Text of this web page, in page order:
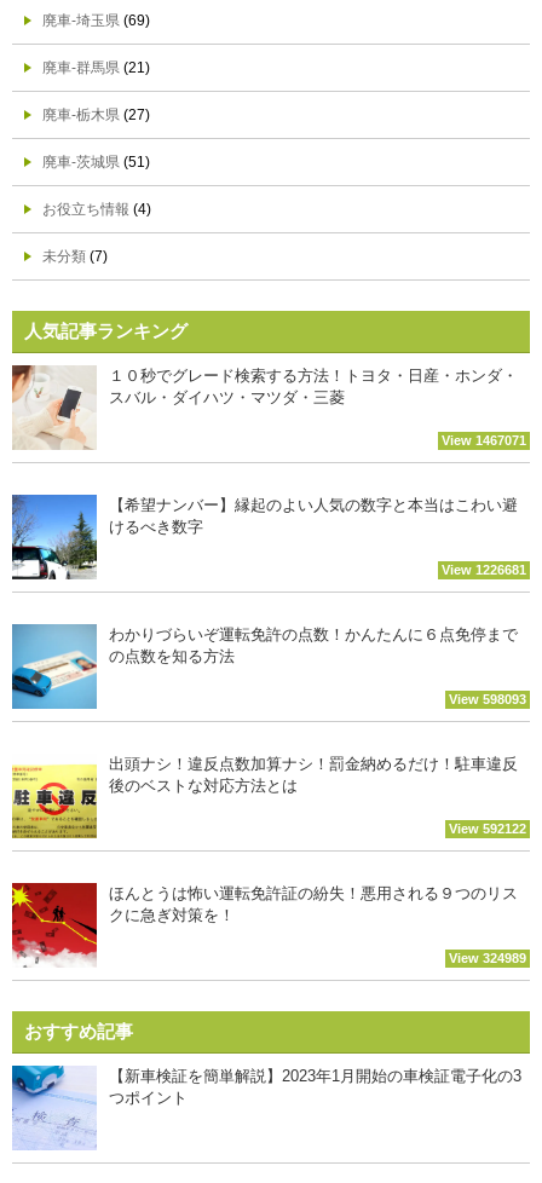
廃車-埼玉県 (69)
廃車-群馬県 (21)
廃車-栃木県 (27)
廃車-茨城県 (51)
お役立ち情報 (4)
未分類 (7)
人気記事ランキング
１０秒でグレード検索する方法！トヨタ・日産・ホンダ・
スバル・ダイハツ・マツダ・三菱
View 1467071
【希望ナンバー】縁起のよい人気の数字と本当はこわい避
けるべき数字
View 1226681
わかりづらいぞ運転免許の点数！かんたんに６点免停まで
の点数を知る方法
View 598093
出頭ナシ！違反点数加算ナシ！罰金納めるだけ！駐車違反
後のベストな対応方法とは
View 592122
ほんとうは怖い運転免許証の紛失！悪用される９つのリス
クに急ぎ対策を！
View 324989
おすすめ記事
【新車検証を簡単解説】2023年1月開始の車検証電子化の3
つポイント